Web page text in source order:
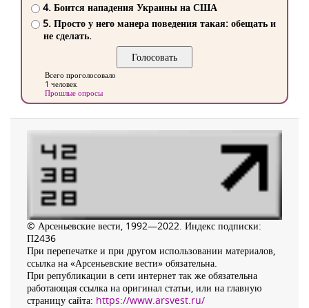
4. Боится нападения Украины на США
5. Просто у него манера поведения такая: обещать и
не сделать.
Всего проголосовало
1 человек
Прошлые опросы
© Арсеньевские вести, 1992—2022. Индекс подписки:
П2436
При перепечатке и при другом использовании материалов,
ссылка на «Арсеньевские вести» обязательна.
При републикации в сети интернет так же обязательна
работающая ссылка на оригинал статьи, или на главную
страницу сайта: https://www.arsvest.ru/